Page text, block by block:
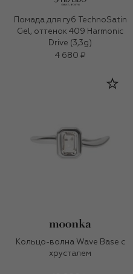
Помада для губ TechnoSatin
Gel, оттенок 409 Harmonic
Drive (3,3g)
4 680 ₽
Кольцо-волна Wave Base с
хрусталем